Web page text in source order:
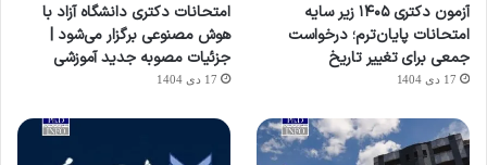
آزمون دکتری ۱۴۰۵ زیر سایه
امتحانات پایان‌ترم؛ درخواست
جمعی برای تغییر تاریخ
17 دی 1404
امتحانات دکتری دانشگاه آزاد با
هوش مصنوعی برگزار می‌شود |
جزئیات مصوبه جدید آموزشی
17 دی 1404